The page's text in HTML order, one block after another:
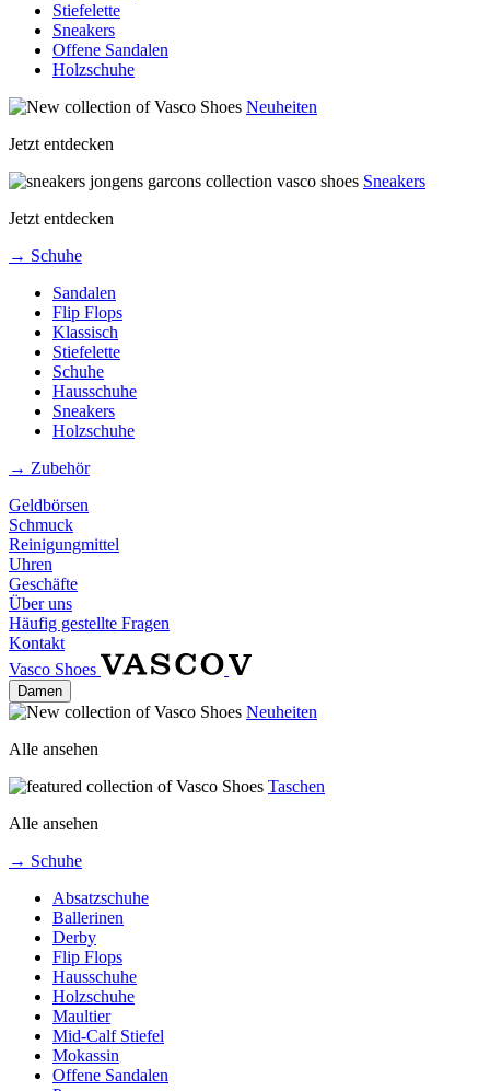
Stiefelette
Sneakers
Offene Sandalen
Holzschuhe
Neuheiten
Jetzt entdecken
Sneakers
Jetzt entdecken
→ Schuhe
Sandalen
Flip Flops
Klassisch
Stiefelette
Schuhe
Hausschuhe
Sneakers
Holzschuhe
→ Zubehör
Geldbörsen
Schmuck
Reinigungmittel
Uhren
Geschäfte
Über uns
Häufig gestellte Fragen
Kontakt
Vasco Shoes
Damen
Neuheiten
Alle ansehen
Taschen
Alle ansehen
→ Schuhe
Absatzschuhe
Ballerinen
Derby
Flip Flops
Hausschuhe
Holzschuhe
Maultier
Mid-Calf Stiefel
Mokassin
Offene Sandalen